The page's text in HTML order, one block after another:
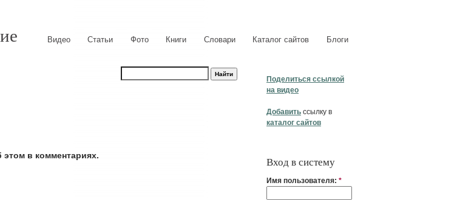
Видео Статьи Фото Книги Словари Каталог сайтов Блоги
Поделиться ссылкой
на видео
Добавить ссылку в
каталог сайтов
Вход в систему
Имя пользователя: *
этом в комментариях.